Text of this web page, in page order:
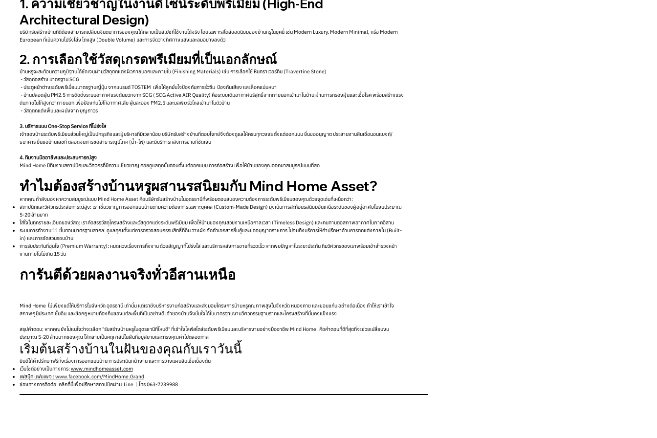
1. ความเชี่ยวชาญในงานดีไซน์ระดับพรีเมียม (High-End
Architectural Design)
บริษัทรับสร้างบ้านที่ดีต้องสามารถเปลี่ยนจินตนาการของคุณให้กลายเป็นสเปซที่ใช้งานได้จริง โดยเฉพาะสไตล์ยอดนิยมของบ้านหรูในยุคนี้ เช่น Modern Luxury, Modern Minimal, หรือ Modern
European ที่เน้นความโปร่งโล่ง โถงสูง (Double Volume) และการจัดวางทิศทางแสงและลมอย่างลงตัว
2. การเลือกใช้วัสดุเกรดพรีเมียมที่เป็นเอกลักษณ์
บ้านหรูจะสะท้อนความภูมิฐานได้ชัดเจนผ่านวัสดุตกแต่งผิวภายนอกและภายใน (Finishing Materials) เช่น การเลือกใช้ หินทราเวอร์ทีน (Travertine Stone)
- วัสดุก่อสร้าง มาตรฐาน SCG
- ประตูหน้าต่างระดับพรีเมี่ยมมาตรฐานญี่ปุ่น จากแบรนด์ TOSTEM เพื่อให้ลูกมั่นใจป้องกันการรั่วซึม ป้องกันเสียง และล็อคแน่นหนา
- บ้านปลอดฝุ่น PM2.5 การติดตั้งระบบอากาศแรงดันบวกจาก SCG ( SCG Active AIR Quality) คือระบบเติมอากาศบริสุทธิ์จากภายนอกเข้ามาในบ้าน ผ่านการกรองฝุ่นและเชื้อโรค พร้อมสร้างแรง
ดันภายในให้สูงกว่าภายนอก เพื่อป้องกันไม่ให้อากาศเสีย ฝุ่นละออง PM2.5 และมลพิษรั่วไหลเข้ามาในตัวบ้าน
- วัสดุตกแต่งพื้นและผนังจาก บุญถาวร
3. บริการแบบ One-Stop Service ที่โปร่งใส
เจ้าของบ้านระดับพรีเมียมส่วนใหญ่เป็นนักธุรกิจและผู้บริหารที่มีเวลาน้อย บริษัทรับสร้างบ้านที่ตอบโจทย์จึงต้องดูแลให้ครบทุกวงจร ตั้งแต่ออกแบบ ยื่นขออนุญาต ประสานงานสินเชื่อนอนแบงก์/
ธนาคาร ยื่นขอบ้านเลขที่ ตลอดจนการขอสาธารณูปโภค (น้ำ-ไฟ) และมีบริการหลังการขายที่ชัดเจน
4. ทีมงานมืออาชีพและประสบการณ์สูง
Mind Home มีทีมงานสถาปนิกและวิศวกรที่มีความเชี่ยวชาญ คอยดูแลทุกขั้นตอนตั้งแต่ออกแบบ การก่อสร้าง เพื่อให้บ้านของคุณออกมาสมบูรณ์แบบที่สุด
ทำไมต้องสร้างบ้านหรูผสานรสนิยมกับ Mind Home Asset?
หากคุณกำลังมองหาความสมบูรณ์แบบ Mind Home Asset คือบริษัทรับสร้างบ้านในอุดรธานีที่พร้อมตอบสนองความต้องการระดับพรีเมียมของคุณด้วยจุดเด่นที่เหนือกว่า:
สถาปนิกและวิศวกรประสบการณ์สูง: เราเชี่ยวชาญการออกแบบบ้านตามความต้องการเฉพาะบุคคล (Custom-Made Design) มุ่งเน้นการสะท้อนรสนิยมอันเหนือระดับของผู้อยู่อาศัยในงบประมาณ
5-20 ล้านบาท
ใส่ใจในทุกรายละเอียดของวัสดุ: เราคัดสรรวัสดุโครงสร้างและวัสดุตกแต่งระดับพรีเมียม เพื่อให้บ้านของคุณสวยงามเหนือกาลเวลา (Timeless Design) และทนทานต่อสภาพอากาศในภาคอีสาน
ระบบการทำงาน 11 ขั้นตอนมาตรฐานสากล: ดูแลคุณตั้งแต่การตรวจสอบกรรมสิทธิ์ที่ดิน วางผัง จัดทำเอกสารยื่นกู้และขออนุญาตราชการ ไปจนถึงบริการให้คำปรึกษาด้านการตกแต่งภายใน (Built-
in) และการจัดสวนรอบบ้าน
การรับประกันที่อุ่นใจ (Premium Warranty): หมดห่วงเรื่องการทิ้งงาน ด้วยสัญญาที่โปร่งใส และบริการหลังการขายที่รวดเร็ว หากพบปัญหาในระยะประกัน ทีมวิศวกรของเราพร้อมเข้าสำรวจหน้า
งานภายในไม่เกิน 15 วัน
การันตีด้วยผลงานจริงทั่วอีสานเหนือ
Mind Home ไม่เพียงแต่ให้บริการในจังหวัด อุดรธานี เท่านั้น แต่เรายังบริหารงานก่อสร้างและส่งมอบโครงการบ้านหรูคุณภาพสูงในจังหวัด หนองคาย และขอนแก่น อย่างต่อเนื่อง ทำให้เราเข้าใจ
สภาพภูมิประเทศ ชั้นดิน และข้อกฎหมายท้องถิ่นของแต่ละพื้นที่เป็นอย่างดี เจ้าของบ้านจึงมั่นใจได้ในมาตรฐานงานวิศวกรรมฐานรากและโครงสร้างที่มั่นคงแข็งแรง
สรุปคำตอบ: หากคุณยังไม่แน่ใจว่าจะเลือก "รับสร้างบ้านหรูในอุดรธานีที่ไหนดี" ที่เข้าใจไลฟ์สไตล์ระดับพรีเมียมและบริหารงานอย่างมืออาชีพ Mind Home คือคำตอบที่ดีที่สุดที่จะช่วยเปลี่ยนงบ
ประมาณ 5-20 ล้านบาทของคุณ ให้กลายเป็นคฤหาสน์ในฝันที่อยู่สบายและทรงคุณค่าไปตลอดกาล
เริ่มต้นสร้างบ้านในฝันของคุณกับเราวันนี้
ยินดีให้คำปรึกษาฟรีทั้งเรื่องการออกแบบบ้าน การประเมินหน้างาน และการวางแผนสินเชื่อเบื้องต้น
เว็บไซต์อย่างเป็นทางการ:www.mindhomeasset.com
เฟสบุ๊ค แฟนเพจ : www.facebook.com/MindHome.Grand
ช่องทางการติดต่อ: คลิกที่นี่เพื่อปรึกษาสถาปนิกผ่าน Line | โทร 063-7239988